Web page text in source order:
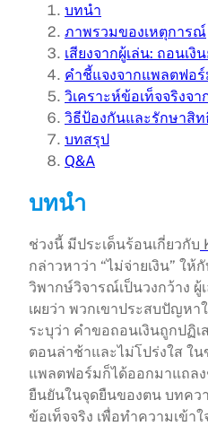
บทนำ
ภาพรวมของเหตุการณ์
เสียงจากผู้เล่น: ถอนเงิ
คำชี้แจงจากแพลตฟอร์
วิเคราะห์ข้อเท็จจริงจ
วิธีป้องกันและรักษาสิท
บทสรุป
Q&A
บทนำ
ช่วงนี้ มีประเด็นร้อนเกี่ยวกับ
กล่าวหาว่า “ไม่จ่ายเงิน” ให้
วิพากษ์วิจารณ์เป็นวงกว้าง
เผยว่า พวกเขาประสบปัญห
ระบุว่า คำขอถอนเงินถูกปฏิ
ตอนล่าช้าและไม่โปร่งใส ใ
แพลตฟอร์มก็ได้ออกมาแถลง
ยืนยันในจุดยืนของตน บทคว
ข้อเท็จจริง เพื่อทำความเข้า